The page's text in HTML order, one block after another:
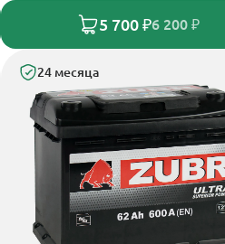
5 700 ₽6 200 ₽
24 месяца